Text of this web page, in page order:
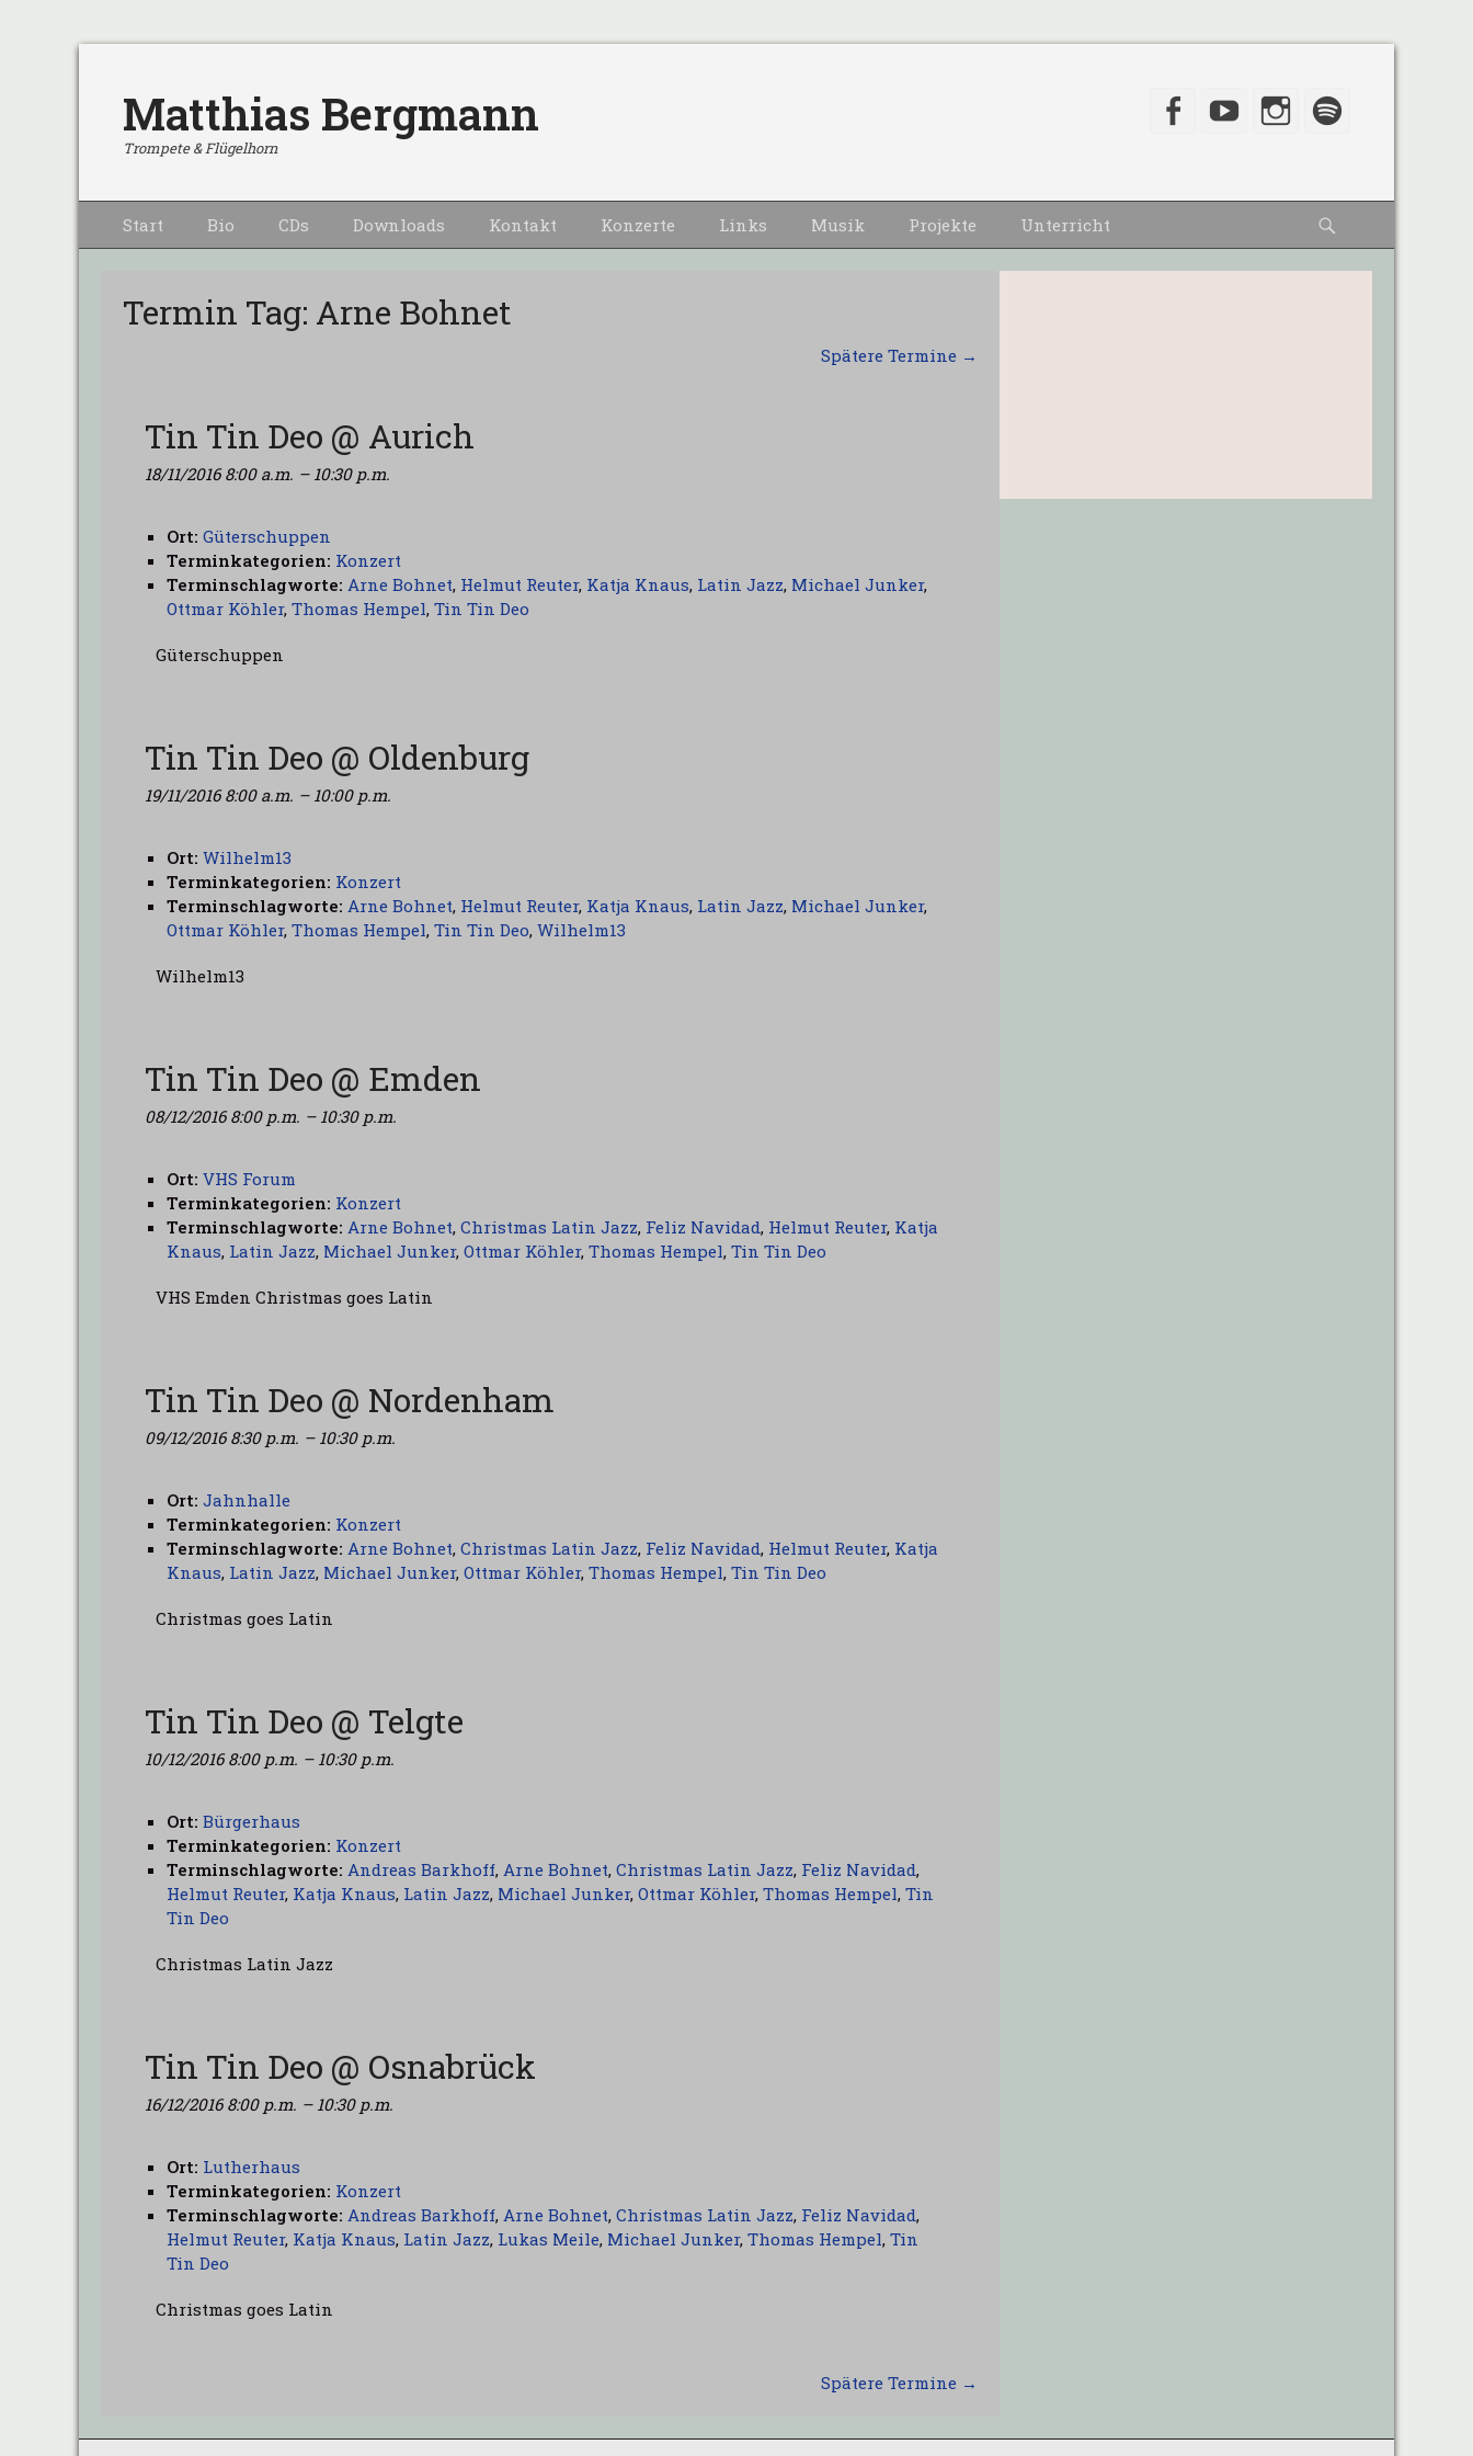
Matthias Bergmann
Trompete & Flügelhorn
Facebook
YouTubeInstagram
Primärmenu
zum
Start Bio CDs Downloads Kontakt Konzerte Links Musik Projekte Unterricht
Termin Tag: Arne Bohnet
Spätere Termine →
Tin Tin Deo @ Aurich
18/11/2016 8:00 a.m. – 10:30 p.m.
Ort: Güterschuppen
Terminkategorien: Konzert
Terminschlagworte: Arne Bohnet, Helmut Reuter, Katja Knaus, Latin Jazz, Michael Junker,
Ottmar Köhler, Thomas Hempel, Tin Tin Deo
Güterschuppen
Tin Tin Deo @ Oldenburg
19/11/2016 8:00 a.m. – 10:00 p.m.
Ort: Wilhelm13
Terminkategorien: Konzert
Terminschlagworte: Arne Bohnet, Helmut Reuter, Katja Knaus, Latin Jazz, Michael Junker,
Ottmar Köhler, Thomas Hempel, Tin Tin Deo, Wilhelm13
Wilhelm13
Tin Tin Deo @ Emden
08/12/2016 8:00 p.m. – 10:30 p.m.
Ort: VHS Forum
Terminkategorien: Konzert
Terminschlagworte: Arne Bohnet, Christmas Latin Jazz, Feliz Navidad, Helmut Reuter, Katja
Knaus, Latin Jazz, Michael Junker, Ottmar Köhler, Thomas Hempel, Tin Tin Deo
VHS Emden Christmas goes Latin
Tin Tin Deo @ Nordenham
09/12/2016 8:30 p.m. – 10:30 p.m.
Ort: Jahnhalle
Terminkategorien: Konzert
Terminschlagworte: Arne Bohnet, Christmas Latin Jazz, Feliz Navidad, Helmut Reuter, Katja
Knaus, Latin Jazz, Michael Junker, Ottmar Köhler, Thomas Hempel, Tin Tin Deo
Christmas goes Latin
Tin Tin Deo @ Telgte
10/12/2016 8:00 p.m. – 10:30 p.m.
Ort: Bürgerhaus
Terminkategorien: Konzert
Terminschlagworte: Andreas Barkhoff, Arne Bohnet, Christmas Latin Jazz, Feliz Navidad,
Helmut Reuter, Katja Knaus, Latin Jazz, Michael Junker, Ottmar Köhler, Thomas Hempel, Tin
Tin Deo
Christmas Latin Jazz
Tin Tin Deo @ Osnabrück
16/12/2016 8:00 p.m. – 10:30 p.m.
Ort: Lutherhaus
Terminkategorien: Konzert
Terminschlagworte: Andreas Barkhoff, Arne Bohnet, Christmas Latin Jazz, Feliz Navidad,
Helmut Reuter, Katja Knaus, Latin Jazz, Lukas Meile, Michael Junker, Thomas Hempel, Tin
Tin Deo
Christmas goes Latin
Spätere Termine →